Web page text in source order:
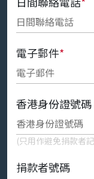
電子郵件*
香港身份證號
(只用作避免捐款者
捐款者號碼